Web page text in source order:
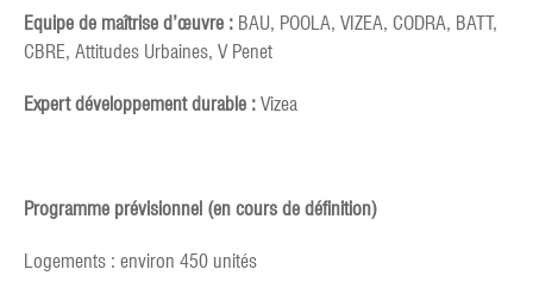
Equipe de maîtrise d’œuvre : BAU, POOLA, VIZEA, CODRA, BATT,
CBRE, Attitudes Urbaines, V Penet
Expert développement durable : Vizea
Programme prévisionnel (en cours de définition)
Logements : environ 450 unités